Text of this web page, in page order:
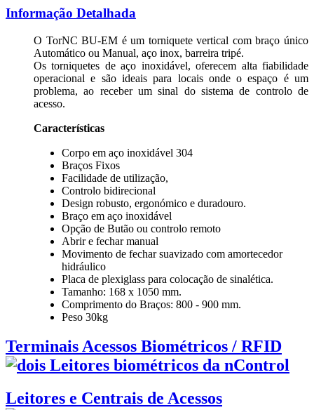
Informação Detalhada
O TorNC BU-EM é um torniquete vertical com braço único
Automático ou Manual, aço inox, barreira tripé.
Os torniquetes de aço inoxidável, oferecem alta fiabilidade
operacional e são ideais para locais onde o espaço é um
problema, ao receber um sinal do sistema de controlo de
acesso.
Características
Corpo em aço inoxidável 304
Braços Fixos
Facilidade de utilização,
Controlo bidirecional
Design robusto, ergonómico e duradouro.
Braço em aço inoxidável
Opção de Butão ou controlo remoto
Abrir e fechar manual
Movimento de fechar suavizado com amortecedor
hidráulico
Placa de plexiglass para colocação de sinalética.
Tamanho: 168 x 1050 mm.
Comprimento do Braços: 800 - 900 mm.
Peso 30kg
Terminais Acessos Biométricos / RFID
Leitores e Centrais de Acessos